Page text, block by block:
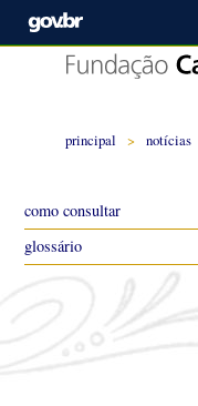
principal > notícias
como consultar
glossário